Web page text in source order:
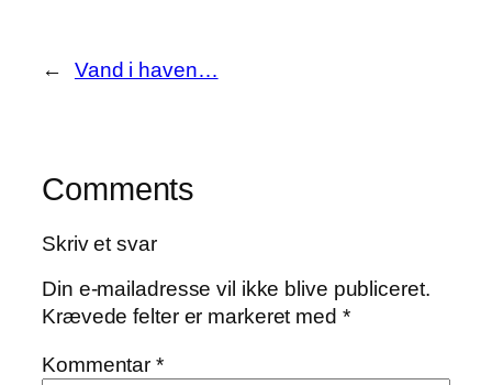
← Vand i haven…
Comments
Skriv et svar
Din e-mailadresse vil ikke blive publiceret.
Krævede felter er markeret med *
Kommentar*